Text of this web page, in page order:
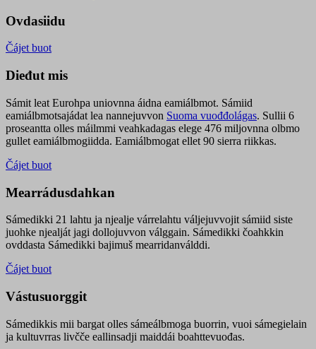
Ovdasiidu
Čájet buot
Dieđut mis
Sámit leat Eurohpa uniovnna áidna eamiálbmot. Sámiid
eamiálbmotsajádat lea nannejuvvon Suoma vuođđolágas. Sullii 6
proseantta olles máilmmi veahkadagas elege 476 miljovnna olbmo
gullet eamiálbmogiidda. Eamiálbmogat ellet 90 sierra riikkas.
Čájet buot
Mearrádusdahkan
Sámedikki 21 lahtu ja njealje várrelahtu váljejuvvojit sámiid siste
juohke njealját jagi dollojuvvon válggain. Sámedikki čoahkkin
ovddasta Sámedikki bajimuš mearridanválddi.
Čájet buot
Vástusuorggit
Sámedikkis mii bargat olles sámeálbmoga buorrin, vuoi sámegielain
ja kultuvrras livčče eallinsadji maiddái boahttevuođas.